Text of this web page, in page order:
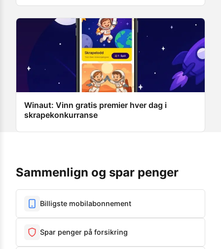
Winaut: Vinn gratis premier hver dag i
skrapekonkurranse
Sammenlign og spar penger
Billigste mobilabonnement
Spar penger på forsikring